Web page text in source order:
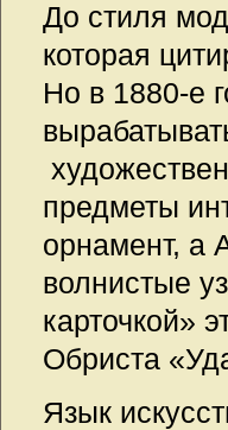
До стиля
которая
Но в 1880-е
предметы
орнамент, а
волнистые
карточкой»
Обриста
Язык